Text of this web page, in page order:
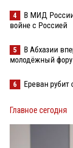
4
В МИД
войне с Россией
5
В Абхазии
молодёжный
6 Ереван рубит
Главное сегодня